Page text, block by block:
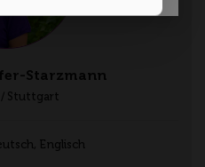
Starzmann
/ Stuttgart
Englisch